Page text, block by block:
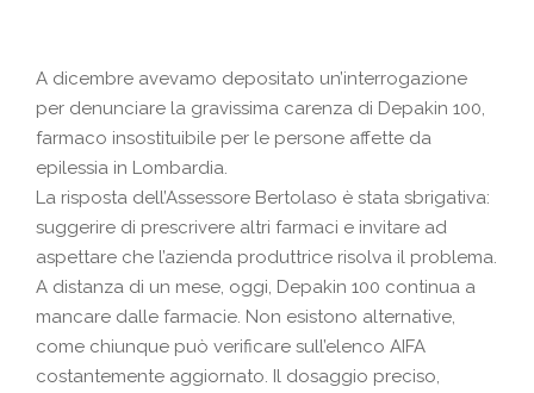
A dicembre avevamo depositato un’interrogazione
per denunciare la gravissima carenza di Depakin 100,
farmaco insostituibile per le persone affette da
epilessia in Lombardia.
La risposta dell’Assessore Bertolaso è stata sbrigativa:
suggerire di prescrivere altri farmaci e invitare ad
aspettare che l’azienda produttrice risolva il problema.
A distanza di un mese, oggi, Depakin 100 continua a
mancare dalle farmacie. Non esistono alternative,
come chiunque può verificare sull’elenco AIFA
costantemente aggiornato. Il dosaggio preciso,